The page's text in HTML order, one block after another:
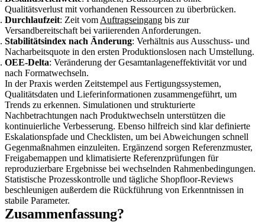
Qualitätsverlust mit vorhandenen Ressourcen zu überbrücken.
Durchlaufzeit: Zeit vom Auftragseingang bis zur
Versandbereitschaft bei variierenden Anforderungen.
Stabilitätsindex nach Änderung: Verhältnis aus Ausschuss- und
Nacharbeitsquote in den ersten Produktionslosen nach Umstellung.
OEE-Delta: Veränderung der Gesamtanlageneffektivität vor und
nach Formatwechseln.
In der Praxis werden Zeitstempel aus Fertigungssystemen,
Qualitätsdaten und Lieferinformationen zusammengeführt, um
Trends zu erkennen. Simulationen und strukturierte
Nachbetrachtungen nach Produktwechseln unterstützen die
kontinuierliche Verbesserung. Ebenso hilfreich sind klar definierte
Eskalationspfade und Checklisten, um bei Abweichungen schnell
Gegenmaßnahmen einzuleiten. Ergänzend sorgen Referenzmuster,
Freigabemappen und klimatisierte Referenzprüfungen für
reproduzierbare Ergebnisse bei wechselnden Rahmenbedingungen.
Statistische Prozesskontrolle und tägliche Shopfloor-Reviews
beschleunigen außerdem die Rückführung von Erkenntnissen in
stabile Parameter.
Zusammenfassung?